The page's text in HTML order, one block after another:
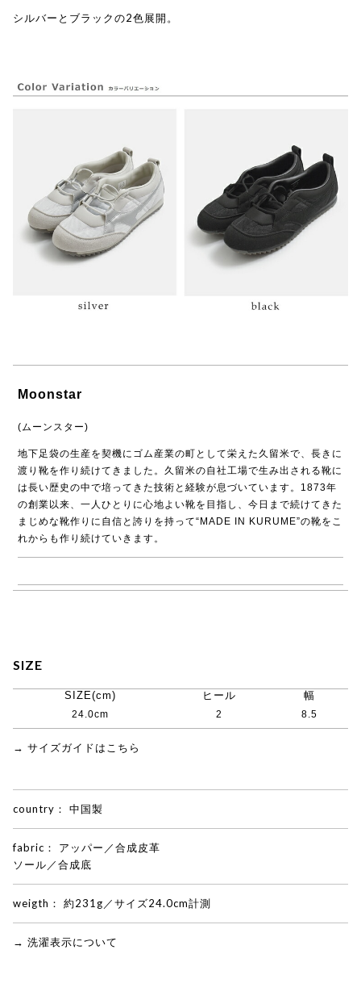
シルバーとブラックの2色展開。
Moonstar
(ムーンスター)
地下足袋の生産を契機にゴム産業の町として栄えた久留米で、長きに
渡り靴を作り続けてきました。久留米の自社工場で生み出される靴に
は長い歴史の中で培ってきた技術と経験が息づいています。1873年
の創業以来、一人ひとりに心地よい靴を目指し、今日まで続けてきた
まじめな靴作りに自信と誇りを持って“MADE IN KURUME”の靴をこ
れからも作り続けていきます。
SIZE
SIZE(cm) ヒール 幅
24.0cm 2 8.5
→ サイズガイドはこちら
country： 中国製
fabric：
アッパー／合成皮革
ソール／合成底
weigth： 約231g／サイズ24.0cm計測
→ 洗濯表示について